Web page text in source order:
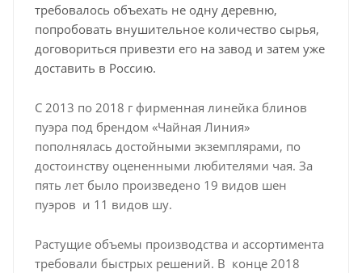
требовалось объехать не одну деревню,
попробовать внушительное количество сырья,
договориться привезти его на завод и затем уже
доставить в Россию.
С 2013 по 2018 г фирменная линейка блинов
пуэра под брендом «Чайная Линия»
пополнялась достойными экземплярами, по
достоинству оцененными любителями чая. За
пять лет было произведено 19 видов шен
пуэров и 11 видов шу.
Растущие объемы производства и ассортимента
требовали быстрых решений. В конце 2018